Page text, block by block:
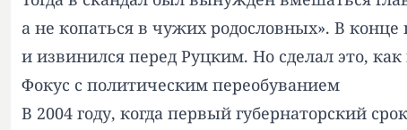
а не копаться в чужих родословных». В
и извинился перед Руцким. Но сделал это, как
Фокус с политическим переобуванием
В 2004 году, когда первый губернаторский